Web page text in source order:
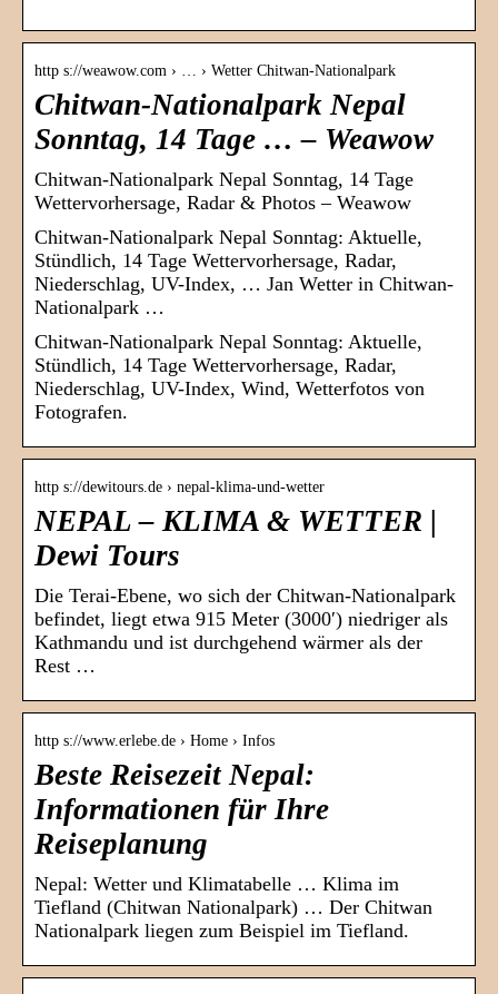
http s://weawow.com › … › Wetter Chitwan-Nationalpark
Chitwan-Nationalpark Nepal
Sonntag, 14 Tage … – Weawow
Chitwan-Nationalpark Nepal Sonntag, 14 Tage
Wettervorhersage, Radar & Photos – Weawow
Chitwan-Nationalpark Nepal Sonntag: Aktuelle,
Stündlich, 14 Tage Wettervorhersage, Radar,
Niederschlag, UV-Index, … Jan Wetter in Chitwan-
Nationalpark …
Chitwan-Nationalpark Nepal Sonntag: Aktuelle,
Stündlich, 14 Tage Wettervorhersage, Radar,
Niederschlag, UV-Index, Wind, Wetterfotos von
Fotografen.
http s://dewitours.de › nepal-klima-und-wetter
NEPAL – KLIMA & WETTER |
Dewi Tours
Die Terai-Ebene, wo sich der Chitwan-Nationalpark
befindet, liegt etwa 915 Meter (3000′) niedriger als
Kathmandu und ist durchgehend wärmer als der
Rest …
http s://www.erlebe.de › Home › Infos
Beste Reisezeit Nepal:
Informationen für Ihre
Reiseplanung
Nepal: Wetter und Klimatabelle … Klima im
Tiefland (Chitwan Nationalpark) … Der Chitwan
Nationalpark liegen zum Beispiel im Tiefland.